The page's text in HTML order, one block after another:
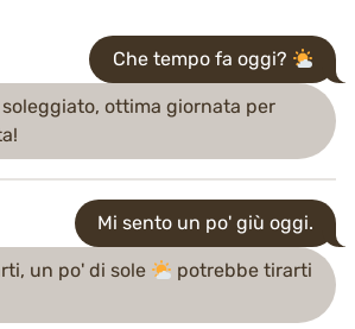
Che tempo fa oggi?
ottima giornata per
Mi sento un po' giù oggi.
un po' di sole
potrebbe tirarti